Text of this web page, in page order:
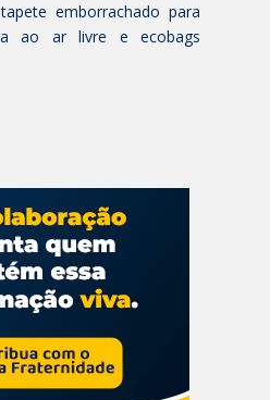
emborrachado para
ao ar livre e ecobags